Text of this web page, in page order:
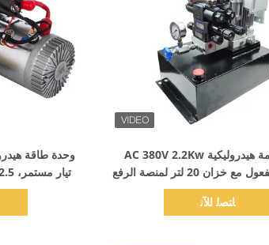
وحدة حزمة هيدروليكية AC 380V 2.2Kw
مزدوجة المفعول مع خزان 20 لتر لمنصة الرفع
والمكابس الهيدروليكية
ﺎﺘﺼﻟ ﺍﻶﻧ